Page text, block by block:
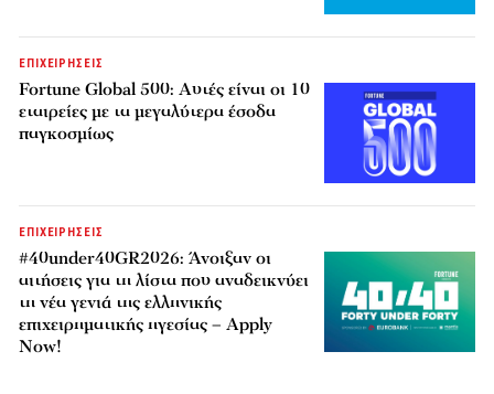
ΕΠΙΧΕΙΡΗΣΕΙΣ
Fortune Global 500: Αυτές είναι οι 10
εταιρείες με τα μεγαλύτερα έσοδα
παγκοσμίως
ΕΠΙΧΕΙΡΗΣΕΙΣ
#40under40GR2026: Άνοιξαν οι
αιτήσεις για τη λίστα που αναδεικνύει
τη νέα γενιά της ελληνικής
επιχειρηματικής ηγεσίας – Apply
Now!